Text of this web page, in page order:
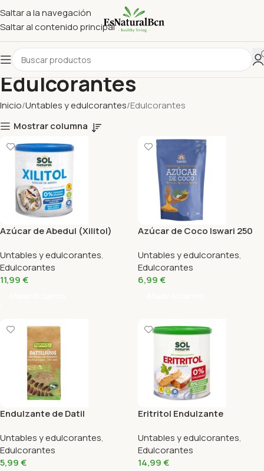
Saltar a la navegación
Saltar al contenido principal
Edulcorantes
Inicio Untables y edulcorantes Edulcorantes
Mostrar columna
Azúcar de Abedul (Xilitol)
Untables y edulcorantes,
Edulcorantes
11,99€
Azúcar de Coco Iswari 250
Untables y edulcorantes,
Edulcorantes
6,99€
Endulzante de Datil
Untables y edulcorantes,
Edulcorantes
5,99€
Eritritol Endulzante
Untables y edulcorantes,
Edulcorantes
14,99€